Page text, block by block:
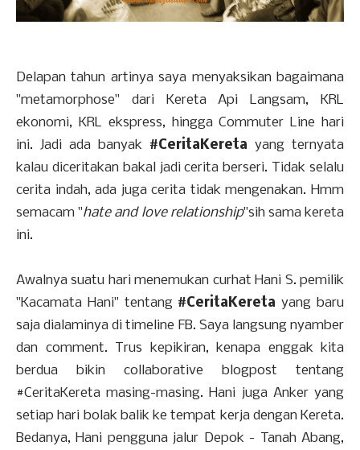
Delapan tahun artinya saya menyaksikan bagaimana
"metamorphose" dari Kereta Api Langsam, KRL
ekonomi, KRL ekspress, hingga Commuter Line hari
ini. Jadi ada banyak #CeritaKereta yang ternyata
kalau diceritakan bakal jadi cerita berseri. Tidak selalu
cerita indah, ada juga cerita tidak mengenakan. Hmm
semacam "hate and love relationship"sih sama kereta
ini.
Awalnya suatu hari menemukan curhat Hani S. pemilik
"Kacamata Hani" tentang #CeritaKeretayang baru
saja dialaminya di timeline FB. Saya langsung nyamber
dan comment. Trus kepikiran, kenapa enggak kita
berdua bikin collaborative blogpost tentang
#CeritaKereta masing-masing. Hani juga Anker yang
setiap hari bolak balik ke tempat kerja dengan Kereta.
Bedanya, Hani pengguna jalur Depok - Tanah Abang,